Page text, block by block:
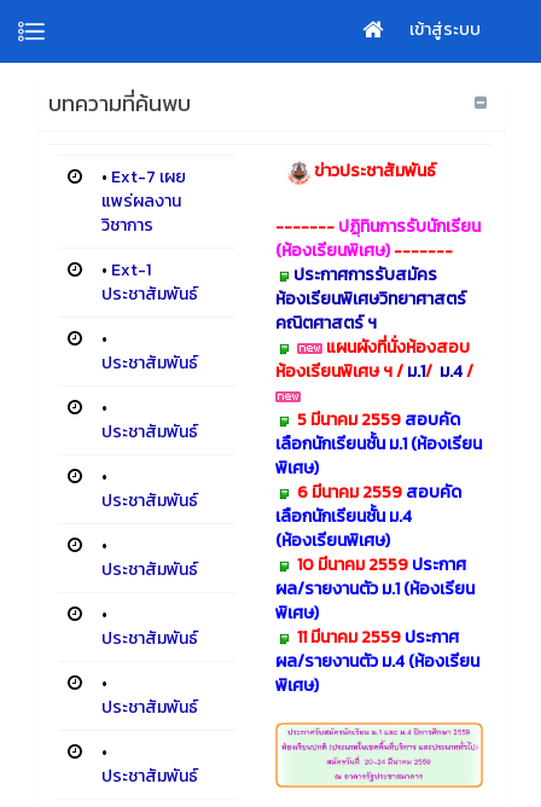
เข้าสู่ระบบ
บทความที่ค้นพบ
• Ext-7 เผย
แพร่ผลงาน
วิชาการ
• Ext-1
ประชาสัมพันธ์
•
ประชาสัมพันธ์
•
ประชาสัมพันธ์
•
ประชาสัมพันธ์
•
ประชาสัมพันธ์
•
ประชาสัมพันธ์
•
ประชาสัมพันธ์
•
ประชาสัมพันธ์
ข่าวประชาสัมพันธ์
-------ปฏฺิทินการรับนักเรียน
(ห้องเรียนพิเศษ)-------
ประกาศการรับสมัคร
ห้องเรียนพิเศษวิทยาศาสตร์
คณิตศาสตร์ ฯ
แผนผังที่นั่งห้องสอบ
ห้องเรียนพิเศษ ฯ/ม.1/ ม.4/
5 มีนาคม 2559สอบคัด
เลือกนักเรียนชั้น ม.1 (ห้องเรียน
พิเศษ)
6 มีนาคม 2559สอบคัด
เลือกนักเรียนชั้น ม.4
(ห้องเรียนพิเศษ)
10 มีนาคม 2559ประกาศ
ผล/รายงานตัวม.1 (ห้องเรียน
พิเศษ)
11 มีนาคม 2559ประกาศ
ผล/รายงานตัว ม.4 (ห้องเรียน
พิเศษ)